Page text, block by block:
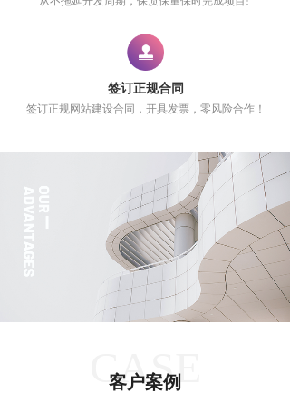
签订正规合同
签订正规网站建设合同，开具发票，零风险合作！
CASE
客户案例